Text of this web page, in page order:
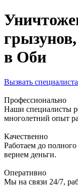
в Оби
Вызвать специалиста
Профессионально
Наши специалисты
многолетний опыт
Качественно
Работаем до
вернем деньги.
Оперативно
Мы на связи 24/7,